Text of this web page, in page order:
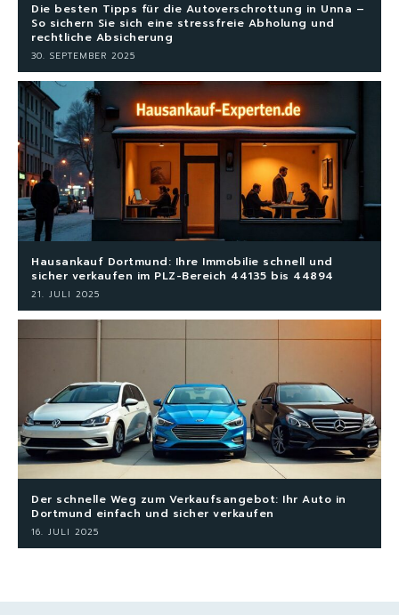
Die besten Tipps für die Autoverschrottung in Unna –
So sichern Sie sich eine stressfreie Abholung und
rechtliche Absicherung
30. SEPTEMBER 2025
Hausankauf Dortmund: Ihre Immobilie schnell und
sicher verkaufen im PLZ-Bereich 44135 bis 44894
21. JULI 2025
Der schnelle Weg zum Verkaufsangebot: Ihr Auto in
Dortmund einfach und sicher verkaufen
16. JULI 2025